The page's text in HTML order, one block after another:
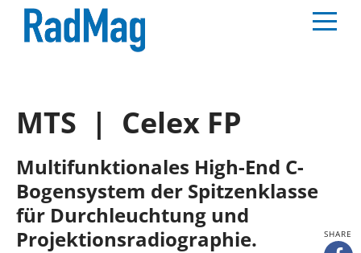
MTS | Celex FP
Multifunktionales High-End C-
Bogensystem der Spitzenklasse
für Durchleuchtung und
Projektionsradiographie.